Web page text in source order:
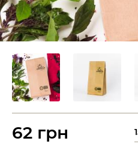
62 грн